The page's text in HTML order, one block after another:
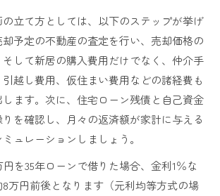
い替えで重視したい銀行選定基準
ーン比較で差がつくポイントを解説
ローン取扱い銀行の特徴を比較
ーン対応可能な金融機関の見極め
の金利と手数料の違いを把握
立て方としては、以下のステップが挙げ
予定の不動産の査定を行い、売却価格の
して新居の購入費用だけでなく、仲介手
越し費用、仮住まい費用などの諸経費も
ます。次に、住宅ローン残債と自己資金
を確認し、月々の返済額が家計に与える
ュレーションしましょう。
を35年ローンで借りた場合、金利1％な
万円前後となります（元利均等方式の場